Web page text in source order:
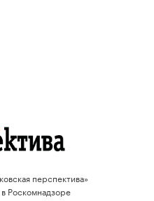
перспектива»
Роскомнадзоре